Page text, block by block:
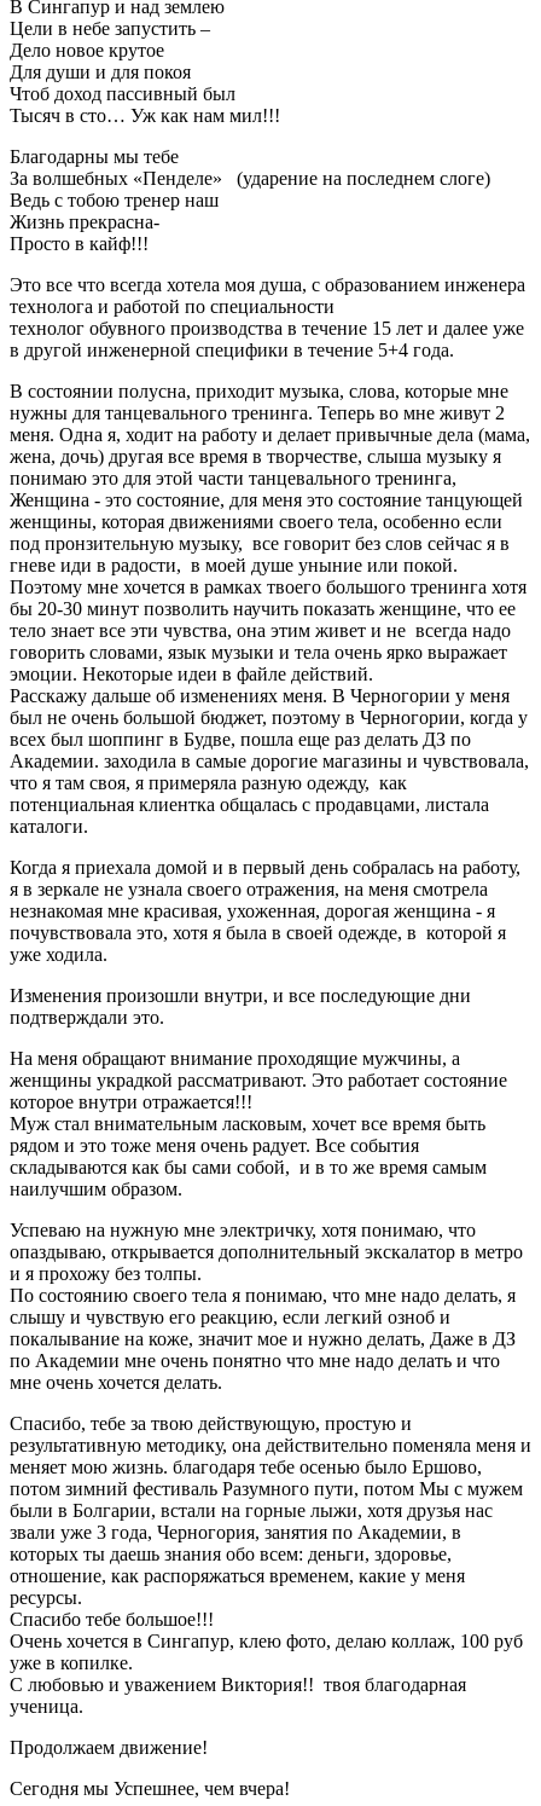
В Сингапур и над землею
Цели в небе запустить –
Дело новое крутое
Для души и для покоя
Чтоб доход пассивный был
Тысяч в сто… Уж как нам мил!!!
Благодарны мы тебе
За волшебных «Пенделе» (ударение на последнем слоге)
Ведь с тобою тренер наш
Жизнь прекрасна-
Просто в кайф!!!
Это все что всегда хотела моя душа, с образованием инженера
технолога и работой по специальности
технолог обувного производства в течение 15 лет и далее уже
в другой инженерной специфики в течение 5+4 года.
В состоянии полусна, приходит музыка, слова, которые мне
нужны для танцевального тренинга. Теперь во мне живут 2
меня. Одна я, ходит на работу и делает привычные дела (мама,
жена, дочь) другая все время в творчестве, слыша музыку я
понимаю это для этой части танцевального тренинга,
Женщина - это состояние, для меня это состояние танцующей
женщины, которая движениями своего тела, особенно если
под пронзительную музыку, все говорит без слов сейчас я в
гневе иди в радости, в моей душе уныние или покой.
Поэтому мне хочется в рамках твоего большого тренинга хотя
бы 20-30 минут позволить научить показать женщине, что ее
тело знает все эти чувства, она этим живет и не всегда надо
говорить словами, язык музыки и тела очень ярко выражает
эмоции. Некоторые идеи в файле действий.
Расскажу дальше об изменениях меня. В Черногории у меня
был не очень большой бюджет, поэтому в Черногории, когда у
всех был шоппинг в Будве, пошла еще раз делать ДЗ по
Академии. заходила в самые дорогие магазины и чувствовала,
что я там своя, я примеряла разную одежду, как
потенциальная клиентка общалась с продавцами, листала
каталоги.
Когда я приехала домой и в первый день собралась на работу,
я в зеркале не узнала своего отражения, на меня смотрела
незнакомая мне красивая, ухоженная, дорогая женщина - я
почувствовала это, хотя я была в своей одежде, в которой я
уже ходила.
Изменения произошли внутри, и все последующие дни
подтверждали это.
На меня обращают внимание проходящие мужчины, а
женщины украдкой рассматривают. Это работает состояние
которое внутри отражается!!!
Муж стал внимательным ласковым, хочет все время быть
рядом и это тоже меня очень радует. Все события
складываются как бы сами собой, и в то же время самым
наилучшим образом.
Успеваю на нужную мне электричку, хотя понимаю, что
опаздываю, открывается дополнительный экскалатор в метро
и я прохожу без толпы.
По состоянию своего тела я понимаю, что мне надо делать, я
слышу и чувствую его реакцию, если легкий озноб и
покалывание на коже, значит мое и нужно делать, Даже в ДЗ
по Академии мне очень понятно что мне надо делать и что
мне очень хочется делать.
Спасибо, тебе за твою действующую, простую и
результативную методику, она действительно поменяла меня и
меняет мою жизнь. благодаря тебе осенью было Ершово,
потом зимний фестиваль Разумного пути, потом Мы с мужем
были в Болгарии, встали на горные лыжи, хотя друзья нас
звали уже 3 года, Черногория, занятия по Академии, в
которых ты даешь знания обо всем: деньги, здоровье,
отношение, как распоряжаться временем, какие у меня
ресурсы.
Спасибо тебе большое!!!
Очень хочется в Сингапур, клею фото, делаю коллаж, 100 руб
уже в копилке.
С любовью и уважением Виктория!! твоя благодарная
ученица.
Продолжаем движение!
Сегодня мы Успешнее, чем вчера!